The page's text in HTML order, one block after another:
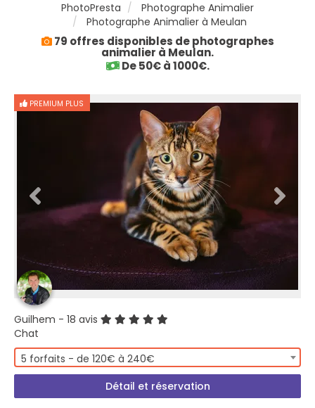
PhotoPresta
Photographe Animalier
Photographe Animalier à Meulan
79 offres disponibles de photographes
animalier à Meulan.
De 50€ à 1000€.
PREMIUM PLUS
Guilhem - 18 avis
Chat
5 forfaits - de 120€ à 240€
Détail et réservation